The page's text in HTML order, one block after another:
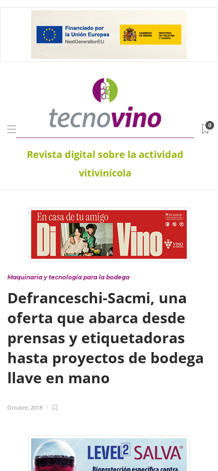
Revista digital sobre la actividad
vitivinícola
0
Maquinaria y tecnología para la bodega
Defranceschi-Sacmi, una
oferta que abarca desde
prensas y etiquetadoras
hasta proyectos de bodega
llave en mano
Octubre, 2018